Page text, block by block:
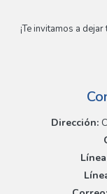
¡Te invitamos a
Dirección: